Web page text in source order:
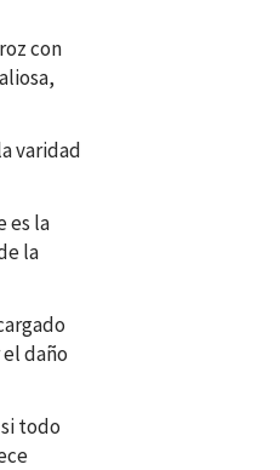
con
varidad
es la
la
daño
todo